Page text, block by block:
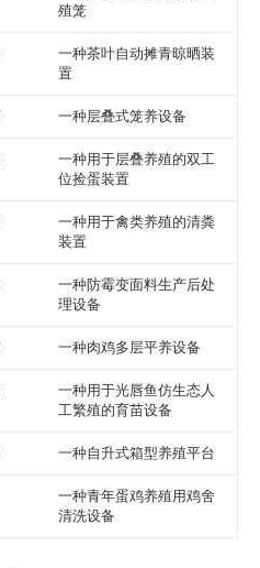
殖笼
一种茶叶自动摊青晾晒装
置
一种层叠式笼养设备
一种用于层叠养殖的双工
位捡蛋装置
一种用于禽类养殖的清粪
装置
一种防霉变面料生产后处
理设备
一种肉鸡多层平养设备
一种用于光唇鱼仿生态人
工繁殖的育苗设备
一种自升式箱型养殖平台
一种青年蛋鸡养殖用鸡舍
清洗设备